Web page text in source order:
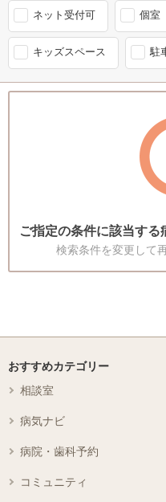
ネット受付可 個室
キッズスペース 駐
ご指定の条件に該当する
検索条件を変更して
おすすめカテゴリー
相談室
病気ナビ
病院・歯科予約
コミュニティ